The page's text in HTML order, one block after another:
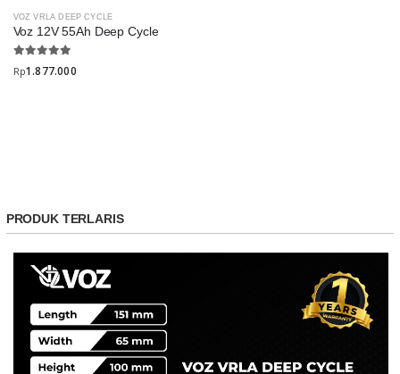
VOZ VRLA DEEP CYCLE
Voz 12V 55Ah Deep Cycle
Rp1.877.000
PRODUK TERLARIS